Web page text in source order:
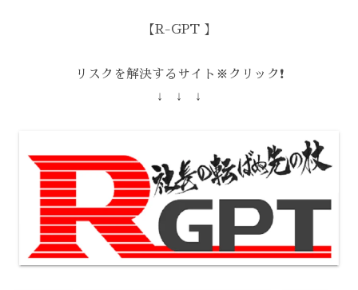
【R-GPT 】
リスクを解決するサイト※クリック❗️
↓ ↓ ↓